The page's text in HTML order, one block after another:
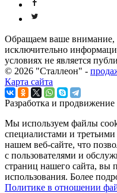
Обращаем ваше внимание,
исключительно
условиях не является
© 2026 "Сталлеон" -
Карта сайта
Разработка и
Мы используем файлы
специалистами и
нашем веб-сайте, что
с пользователями и
страниц нашего сайта, вы
использования. Более
Политике в отношении